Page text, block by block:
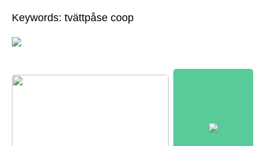
Keywords: tvättpåse coop